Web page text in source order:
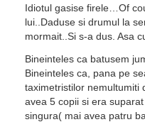
Idiotul gasise firele…Of
lui..Daduse si drumul la
mormait..Si s-a dus. Asa
Bineinteles ca batusem
Bineinteles ca, pana pe
taximetristilor
avea 5 copii si era
singura( mai avea patru